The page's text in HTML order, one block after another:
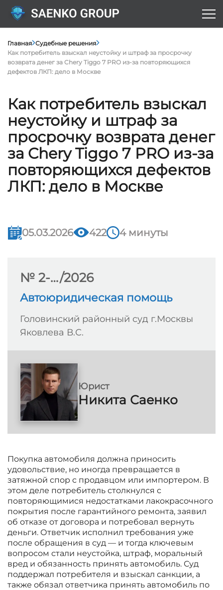
Главная Судебные решения
Как потребитель взыскал неустойку и штраф за просрочку
возврата денег за Chery Tiggo 7 PRO из-за повторяющихся
дефектов ЛКП: дело в Москве
Как потребитель взыскал
неустойку и штраф за
просрочку возврата денег
за Chery Tiggo 7 PRO из-за
повторяющихся дефектов
ЛКП: дело в Москве
05.03.2026 422 4 минуты
№ 2-…/2026
Автоюридическая помощь
Головинский районный суд г.Москвы
Яковлева В.С.
Юрист
Никита Саенко
Покупка автомобиля должна приносить
удовольствие, но иногда превращается в
затяжной спор с продавцом или импортером. В
этом деле потребитель столкнулся с
повторяющимися недостатками лакокрасочного
покрытия после гарантийного ремонта, заявил
об отказе от договора и потребовал вернуть
деньги. Ответчик исполнил требования уже
после обращения в суд — и тогда ключевым
вопросом стали неустойка, штраф, моральный
вред и обязанность принять автомобиль. Суд
поддержал потребителя и взыскал санкции, а
также обязал ответчика принять автомобиль по